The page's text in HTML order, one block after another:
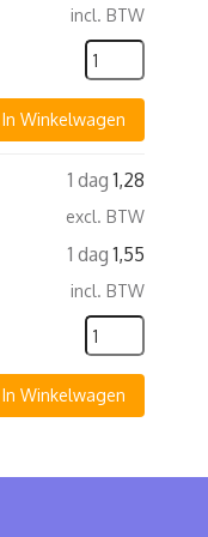
incl. BTW
In Winkelwagen
1 dag 1,28
excl. BTW
1 dag 1,55
incl. BTW
In Winkelwagen